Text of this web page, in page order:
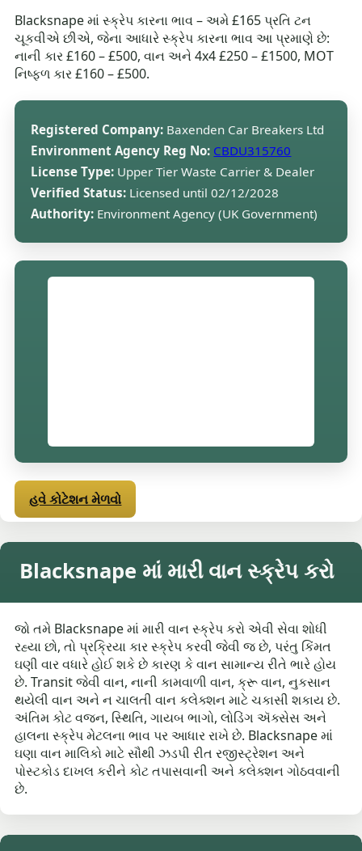
Blacksnape માં સ્ક્રેપ કારના ભાવ – અમે £165 પ્રતિ ટન
ચૂકવીએ છીએ, જેના આધારે સ્ક્રેપ કારના ભાવ આ પ્રમાણે છે:
નાની કાર £160 – £500, વાન અને 4x4 £250 – £1500, MOT
નિષ્ફળ કાર £160 – £500.
Registered Company: Baxenden Car Breakers Ltd
Environment Agency Reg No: CBDU315760
License Type: Upper Tier Waste Carrier & Dealer
Verified Status: Licensed until 02/12/2028
Authority: Environment Agency (UK Government)
હવે કોટેશન મેળવો
Blacksnape માં મારી વાન સ્ક્રેપ કરો
જો તમે Blacksnape માં મારી વાન સ્ક્રેપ કરો એવી સેવા શોધી
રહ્યા છો, તો પ્રક્રિયા કાર સ્ક્રેપ કરવી જેવી જ છે, પરંતુ કિંમત
ઘણી વાર વધારે હોઈ શકે છે કારણ કે વાન સામાન્ય રીતે ભારે હોય
છે. Transit જેવી વાન, નાની કામવાળી વાન, ક્રૂ વાન, નુકસાન
થયેલી વાન અને ન ચાલતી વાન કલેક્શન માટે ચકાસી શકાય છે.
અંતિમ કોટ વજન, સ્થિતિ, ગાયબ ભાગો, લોડિંગ ઍક્સેસ અને
હાલના સ્ક્રેપ મેટલના ભાવ પર આધાર રાખે છે. Blacksnape માં
ઘણા વાન માલિકો માટે સૌથી ઝડપી રીત રજીસ્ટ્રેશન અને
પોસ્ટકોડ દાખલ કરીને કોટ તપાસવાની અને કલેક્શન ગોઠવવાની
છે.